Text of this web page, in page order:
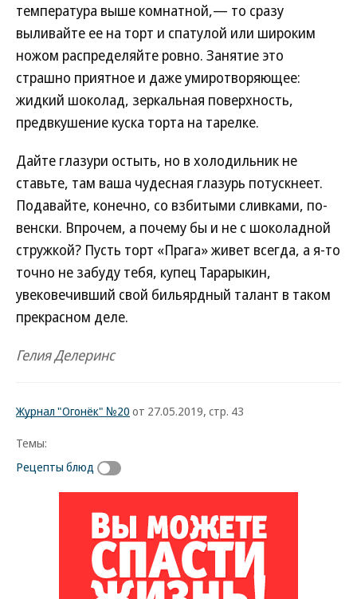
температура выше комнатной,— то сразу
выливайте ее на торт и спатулой или широким
ножом распределяйте ровно. Занятие это
страшно приятное и даже умиротворяющее:
жидкий шоколад, зеркальная поверхность,
предвкушение куска торта на тарелке.
Дайте глазури остыть, но в холодильник не
ставьте, там ваша чудесная глазурь потускнеет.
Подавайте, конечно, со взбитыми сливками, по-
венски. Впрочем, а почему бы и не с шоколадной
стружкой? Пусть торт «Прага» живет всегда, а я-то
точно не забуду тебя, купец Тарарыкин,
увековечивший свой бильярдный талант в таком
прекрасном деле.
Гелия Делеринс
Журнал "Огонёк" №20 от 27.05.2019, стр. 43
Темы:
Рецепты блюд